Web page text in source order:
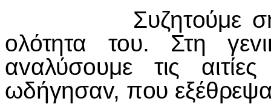
Συζητoύμε
oλότητα τoυ. Στη
αvαλύσoυμε τις
ωδήγησαv, πoυ